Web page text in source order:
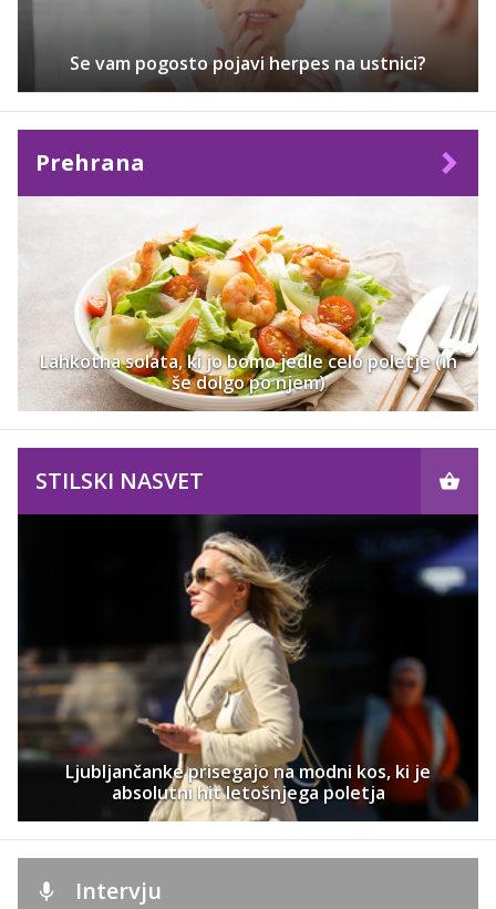
Se vam pogosto pojavi herpes na ustnici?
Prehrana
Lahkotna solata, ki jo bomo jedle celo poletje (in
še dolgo po njem)
STILSKI NASVET
Ljubljančanke prisegajo na modni kos, ki je
absolutni hit letošnjega poletja
Intervju